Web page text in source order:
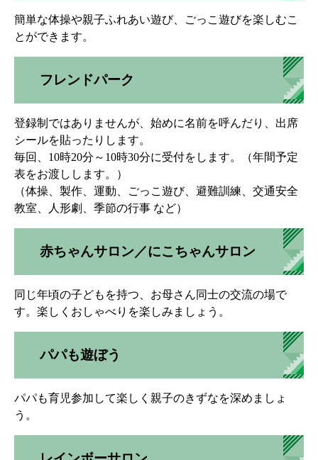
簡単な体操や親子ふれあい遊び、ごっこ遊びを楽しむこ
とができます。
フレンドパーク
登録制ではありませんが、始めに名前を呼んだり、出席
シールを貼ったりします。
毎回、10時20分～10時30分に受付をします。（年間予定
表をお渡しします。）
（体操、製作、運動、ごっこ遊び、避難訓練、交通安全
教室、人形劇、季節の行事 など）
赤ちゃんサロン／にこちゃんサロン
同じ年頃の子どもを持つ、お母さん同士の交流の場で
す。楽しくおしゃべりを楽しみましょう。
パパも遊ぼう
パパも育児参加して楽しく親子のきずなを深めましょ
う。